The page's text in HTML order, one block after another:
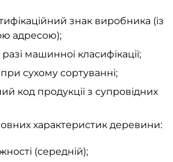
знак виробника (із
адресою);
машинної класифікації;
сухому сортуванні;
код продукції з супровідних
характеристик деревини:
(середній);